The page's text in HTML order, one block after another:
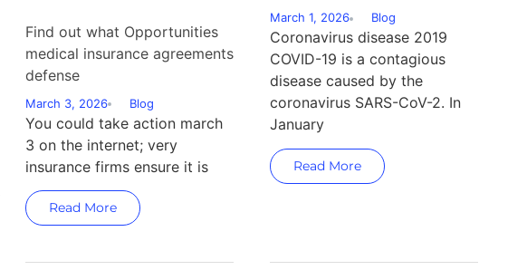
Find out what Opportunities
medical insurance agreements
defense
March 3, 2026 Blog
You could take action march
3 on the internet; very
insurance firms ensure it is
Read More
March 1, 2026 Blog
Coronavirus disease 2019
COVID-19 is a contagious
disease caused by the
coronavirus SARS-CoV-2. In
January
Read More